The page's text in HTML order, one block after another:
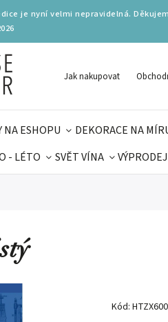
je nyní velmi nepravidelná.
Jak nakupovat
NA ESHOPU DEKORACE NA
- LÉTO SVĚT VÍNA VÝPRODEJ
Kód: